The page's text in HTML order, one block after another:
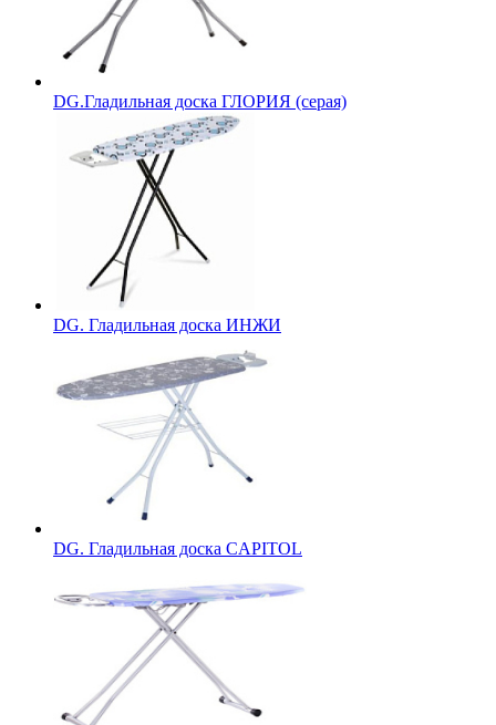
DG.Гладильная доска ГЛОРИЯ (серая)
DG. Гладильная доска ИНЖИ
DG. Гладильная доска CAPITOL